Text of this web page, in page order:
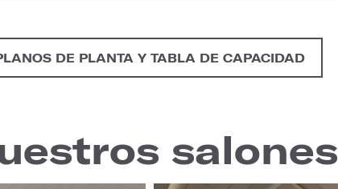
DE PLANTA Y TABLA DE CAPACIDAD
salones